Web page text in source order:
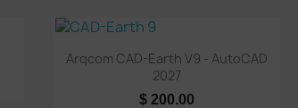
Vista rápida
Arqcom CAD-Earth V9 - AutoCAD
2027
$ 200.00